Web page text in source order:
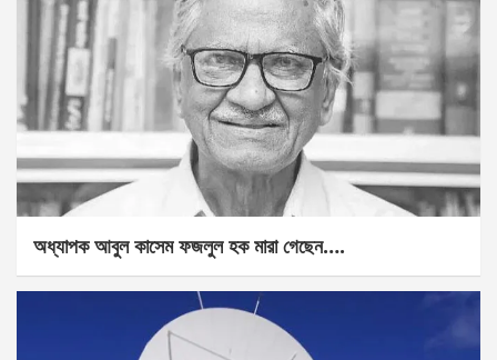
অধ্যাপক আবুল কাসেম ফজলুল হক মারা গেছেন….